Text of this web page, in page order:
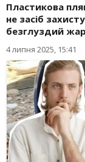
Пластикова
не засіб
безглуздий
4 липня 2025, 15:41